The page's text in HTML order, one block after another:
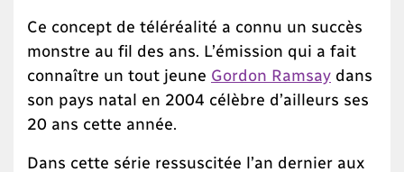
Ce concept de téléréalité a connu un succès
monstre au fil des ans. L’émission qui a fait
connaître un tout jeune Gordon Ramsay dans
son pays natal en 2004 célèbre d’ailleurs ses
20 ans cette année.
Dans cette série ressuscitée l’an dernier aux